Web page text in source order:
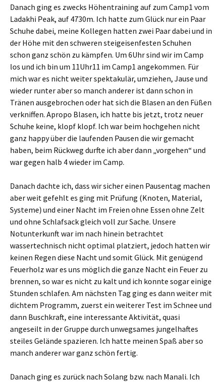
Danach ging es zwecks Höhentraining auf zum Camp1 vom
Ladakhi Peak, auf 4730m. Ich hatte zum Glück nur ein Paar
Schuhe dabei, meine Kollegen hatten zwei Paar dabei und in
der Höhe mit den schweren steigeisenfesten Schuhen
schon ganz schön zu kämpfen. Um 6Uhr sind wir im Camp
los und ich bin um 11Uhr11 im Camp1 angekommen. Für
mich war es nicht weiter spektakulär, umziehen, Jause und
wieder runter aber so manch anderer ist dann schon in
Tränen ausgebrochen oder hat sich die Blasen an den Füßen
verkniffen. Apropo Blasen, ich hatte bis jetzt, trotz neuer
Schuhe keine, klopf klopf. Ich war beim hochgehen nicht
ganz happy über die laufenden Pausen die wir gemacht
haben, beim Rückweg durfte ich aber dann „vorgehen“ und
war gegen halb 4 wieder im Camp.
Danach dachte ich, dass wir sicher einen Pausentag machen
aber weit gefehlt es ging mit Prüfung (Knoten, Material,
Systeme) und einer Nacht im Freien ohne Essen ohne Zelt
und ohne Schlafsack gleich voll zur Sache. Unsere
Notunterkunft war im nach hinein betrachtet
wassertechnisch nicht optimal platziert, jedoch hatten wir
keinen Regen diese Nacht und somit Glück. Mit genügend
Feuerholz war es uns möglich die ganze Nacht ein Feuer zu
brennen, so war es nicht zu kalt und ich konnte sogar einige
Stunden schlafen. Am nächsten Tag ging es dann weiter mit
dichtem Programm, zuerst ein weiterer Test im Schnee und
dann Buschkraft, eine interessante Aktivität, quasi
angeseilt in der Gruppe durch unwegsames jungelhaftes
steiles Gelände spazieren. Ich hatte meinen Spaß aber so
manch anderer war ganz schön fertig.
Danach ging es zurück nach Solang bzw. nach Manali. Ich